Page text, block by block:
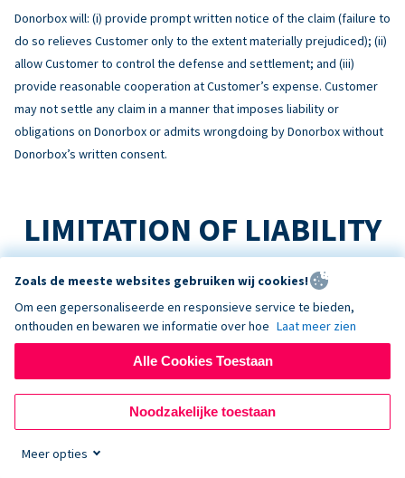
Donorbox will: (i) provide prompt written notice of the claim (failure to
do so relieves Customer only to the extent materially prejudiced); (ii)
allow Customer to control the defense and settlement; and (iii)
provide reasonable cooperation at Customer’s expense. Customer
may not settle any claim in a manner that imposes liability or
obligations on Donorbox or admits wrongdoing by Donorbox without
Donorbox’s written consent.
LIMITATION OF LIABILITY
TO THE MAXIMUM EXTENT PERMITTED BY LAW:
No Consequential Damages
NEITHER PARTY WILL BE LIABLE FOR INDIRECT, INCIDENTAL,
CONSEQUENTIAL, SPECIAL, EXEMPLARY, OR PUNITIVE DAMAGES, OR
LOSS OF PROFITS, REVENUE, OR DATA, ARISING OUT OF OR RELATING
TO THIS AGREEMENT, EVEN IF ADVISED OF THE POSSIBILITY.
DONORBOX’S TOTAL AGGREGATE LIABILITY ARISING OUT OF OR
Zoals de meeste websites gebruiken wij cookies!
Om een gepersonaliseerde en responsieve service te bieden,
onthouden en bewaren we informatie over hoe Laat meer zien
Alle Cookies Toestaan
Noodzakelijke toestaan
Meer opties